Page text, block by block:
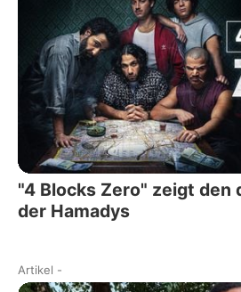
"4 Blocks Zero" zeigt den
der Hamadys
Artikel -